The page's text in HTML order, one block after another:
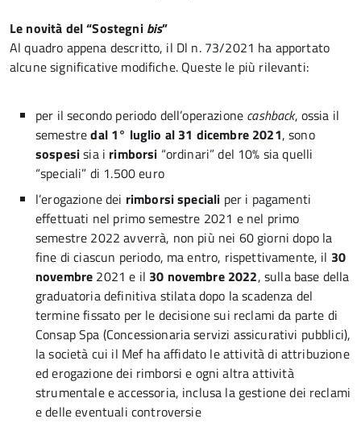
Le novità del “Sostegni bis”
Al quadro appena descritto, il Dl n. 73/2021 ha apportato
alcune significative modifiche. Queste le più rilevanti:
per il secondo periodo dell’operazione cashback, ossia il
semestredal 1° luglio al 31 dicembre 2021, sono
sospesisia i rimborsi “ordinari” del 10% sia quelli
“speciali” di 1.500 euro
l’erogazione dei rimborsi speciali per i pagamenti
effettuati nel primo semestre 2021 e nel primo
semestre 2022 avverrà, non più nei 60 giorni dopo la
fine di ciascun periodo, ma entro, rispettivamente, il 30
novembre 2021 e il 30 novembre 2022, sulla base della
graduatoria definitiva stilata dopo la scadenza del
termine fissato per le decisione sui reclami da parte di
Consap Spa (Concessionaria servizi assicurativi pubblici),
la società cui il Mef ha affidato le attività di attribuzione
ed erogazione dei rimborsi e ogni altra attività
strumentale e accessoria, inclusa la gestione dei reclami
e delle eventuali controversie